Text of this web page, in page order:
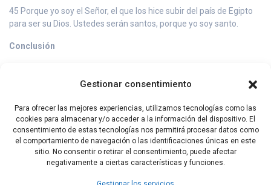
Gestionar consentimiento
Para ofrecer las mejores experiencias, utilizamos tecnologías como las
cookies para almacenar y/o acceder a la información del dispositivo. El
consentimiento de estas tecnologías nos permitirá procesar datos como
el comportamiento de navegación o las identificaciones únicas en este
sitio. No consentir o retirar el consentimiento, puede afectar
negativamente a ciertas características y funciones.
45 Porque yo soy el Señor, el que los hice subir del país de Egipto
para ser su Dios. Ustedes serán santos, porque yo soy santo.
Conclusión
de todos los seres vivientes que se mueven en las aguas, y de
47 Así se establecerá una distinción entre lo puro y lo impuro, y
entre los seres vivientes que está permitido comer y los que no
pueden ser comidos.
Capítulo Anterior Capítulo Siguiente